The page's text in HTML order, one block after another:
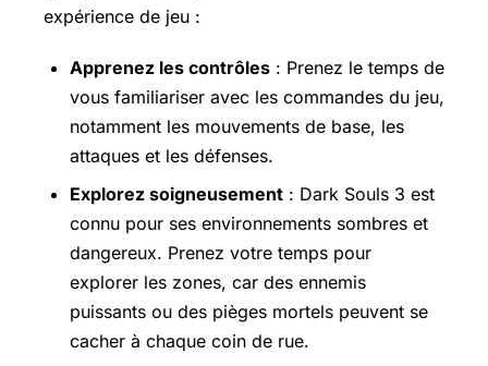
expérience de jeu :
Apprenez les contrôles : Prenez le temps de
vous familiariser avec les commandes du jeu,
notamment les mouvements de base, les
attaques et les défenses.
Explorez soigneusement : Dark Souls 3 est
connu pour ses environnements sombres et
dangereux. Prenez votre temps pour
explorer les zones, car des ennemis
puissants ou des pièges mortels peuvent se
cacher à chaque coin de rue.